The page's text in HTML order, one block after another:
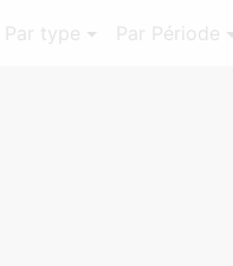
Par type Par Période